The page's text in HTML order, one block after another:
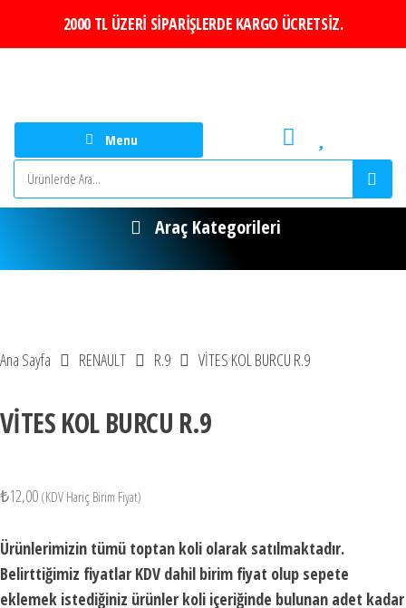
2000 TL ÜZERİ SİPARİŞLERDE KARGO ÜCRETSİZ.
Menu
Araç Kategorileri
Ana Sayfa RENAULT R.9 VİTES KOL BURCU R.9
VİTES KOL BURCU R.9
₺12,00 (KDV Hariç Birim Fiyat)
Ürünlerimizin tümü toptan koli olarak satılmaktadır.
Belirttiğimiz fiyatlar KDV dahil birim fiyat olup sepete
eklemek istediğiniz ürünler koli içeriğinde bulunan adet kadar